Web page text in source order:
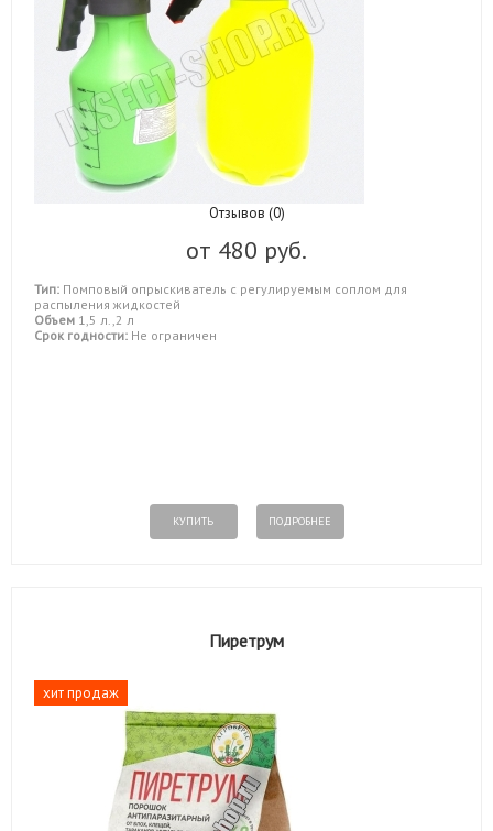
Отзывов (0)
от 480 руб.
Тип: Помповый опрыскиватель с регулируемым соплом для
распыления жидкостей
Объем 1,5 л.,2 л
Срок годности: Не ограничен
КУПИТЬ ПОДРОБНЕЕ
Пиретрум
хит продаж